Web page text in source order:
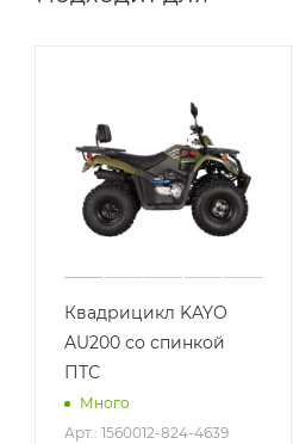
Квадрицикл KAYO
AU200 со спинкой
ПТС
Много
Арт.: 1560012-824-4639